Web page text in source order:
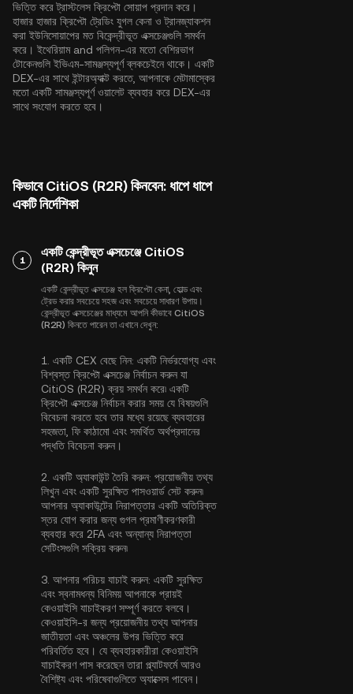
ভিত্তি করে ট্রাস্টলেস ক্রিপ্টো সোয়াপ প্রদান করে।
হাজার হাজার ক্রিপ্টো ট্রেডিং যুগল কেনা ও ট্রানজ্যাকশন
করা ইউনিসোয়াপের মত বিকেন্দ্রীভূত এক্সচেঞ্জগুলি সমর্থন
করে। ইথেরিয়ামand পলিগন-এর মতো বেশিরভাগ
টোকেনগুলি ইভিএম-সামঞ্জস্যপূর্ণ ব্লকচেইনে থাকে। একটি
DEX-এর সাথে ইন্টারঅ্যাক্ট করতে, আপনাকে মেটামাস্কের
মতো একটি সামঞ্জস্যপূর্ণ ওয়ালেট ব্যবহার করে DEX-এর
সাথে সংযোগ করতে হবে।
কিভাবে CitiOS (R2R) কিনবেন: ধাপে ধাপে
একটি নির্দেশিকা
1
একটি কেন্দ্রীভূত এক্সচেঞ্জে CitiOS
(R2R) কিনুন
একটি কেন্দ্রীভূত এক্সচেঞ্জ হল ক্রিপ্টো কেনা, হোল্ড এবং
ট্রেড করার সবচেয়ে সহজ এবং সবচেয়ে সাধারণ উপায়।
কেন্দ্রীভূত এক্সচেঞ্জের মাধ্যমে আপনি কীভাবে CitiOS
(R2R) কিনতে পারেন তা এখানে দেখুন:
1. একটি CEX বেছে নিন: একটি নির্ভরযোগ্য এবং
বিশ্বস্ত ক্রিপ্টো এক্সচেঞ্জ নির্বাচন করুন যা
CitiOS (R2R) ক্রয় সমর্থন করে৷ একটি
ক্রিপ্টো এক্সচেঞ্জ নির্বাচন করার সময় যে বিষয়গুলি
বিবেচনা করতে হবে তার মধ্যে রয়েছে ব্যবহারের
সহজতা, ফি কাঠামো এবং সমর্থিত অর্থপ্রদানের
পদ্ধতি বিবেচনা করুন।
2. একটি অ্যাকাউন্ট তৈরি করুন: প্রয়োজনীয় তথ্য
লিখুন এবং একটি সুরক্ষিত পাসওয়ার্ড সেট করুন৷
আপনার অ্যাকাউন্টের নিরাপত্তার একটি অতিরিক্ত
স্তর যোগ করার জন্য গুগল প্রমাণীকরণকারী
ব্যবহার করে 2FA এবং অন্যান্য নিরাপত্তা
সেটিংসগুলি সক্রিয় করুন৷
3. আপনার পরিচয় যাচাই করুন: একটি সুরক্ষিত
এবং স্বনামধন্য বিনিময় আপনাকে প্রায়ই
কেওয়াইসি যাচাইকরণসম্পূর্ণ করতে বলবে।
কেওয়াইসি-র জন্য প্রয়োজনীয় তথ্য আপনার
জাতীয়তা এবং অঞ্চলের উপর ভিত্তি করে
পরিবর্তিত হবে। যে ব্যবহারকারীরা কেওয়াইসি
যাচাইকরণ পাস করেছেন তারা প্ল্যাটফর্মে আরও
বৈশিষ্ট্য এবং পরিষেবাগুলিতে অ্যাক্সেস পাবেন।